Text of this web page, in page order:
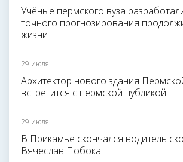
Учёные пермского вуза
точного прогнозирования
жизни
29 июля
Архитектор нового здания
встретится с пермской публикой
29 июля
В Прикамье скончался водитель
Вячеслав Побока